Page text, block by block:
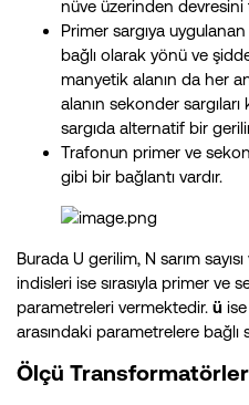
nüve üzerinden devresini
Primer sargıya
bağlı olarak yönü ve
manyetik alanın da her
alanın sekonder
sargıda alternatif bir
Trafonun primer ve
gibi bir bağlantı vardır.
Burada U gerilim, N sarım
indisleri ise sırasıyla primer ve
parametreleri vermektedir. ü
arasındaki parametrelere
Ölçü